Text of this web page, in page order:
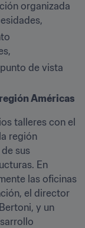
organizada
de vista
Américas
talleres con el
región
sus
En
las oficinas
el director
y un